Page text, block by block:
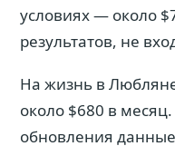
условиях — около
результатов, не
На жизнь в
около $680 в
обновления